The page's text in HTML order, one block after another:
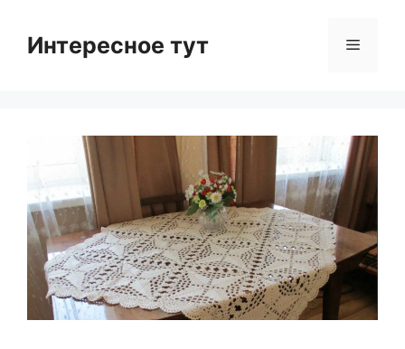
contentИнтересное тут Menu